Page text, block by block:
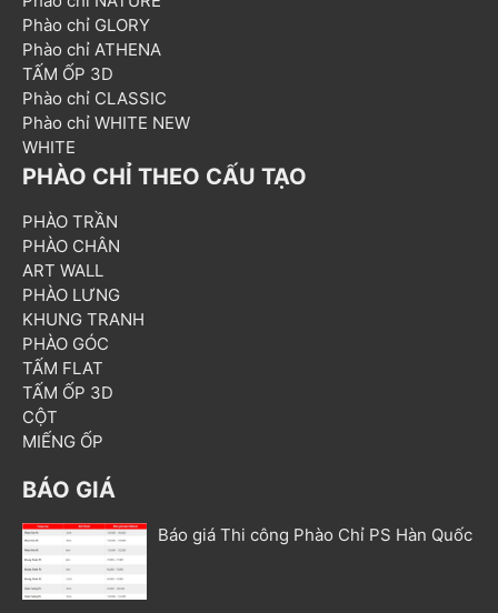
Phào chỉ GLORY
Phào chỉ ATHENA
TẤM ỐP 3D
Phào chỉ CLASSIC
Phào chỉ WHITE NEW
WHITE
PHÀO CHỈ THEO CẤU TẠO
PHÀO TRẦN
PHÀO CHÂN
ART WALL
PHÀO LƯNG
KHUNG TRANH
PHÀO GÓC
TẤM FLAT
TẤM ỐP 3D
CỘT
MIẾNG ỐP
BÁO GIÁ
Báo giá Thi công Phào Chỉ PS Hàn Quốc